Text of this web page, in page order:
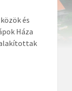
és
Háza
alakítottak